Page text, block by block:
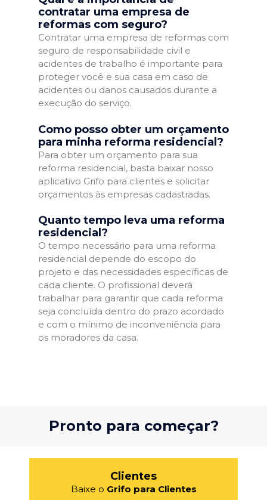
contratar uma empresa de
reformas com seguro?
Contratar uma empresa de reformas com
seguro de responsabilidade civil e
acidentes de trabalho é importante para
proteger você e sua casa em caso de
acidentes ou danos causados durante a
execução do serviço.
Como posso obter um orçamento
para minha reforma residencial?
Para obter um orçamento para sua
reforma residencial, basta baixar nosso
aplicativo Grifo para clientes e solicitar
orçamentos às empresas cadastradas.
Quanto tempo leva uma reforma
residencial?
O tempo necessário para uma reforma
residencial depende do escopo do
projeto e das necessidades específicas de
cada cliente. O profissional deverá
trabalhar para garantir que cada reforma
seja concluída dentro do prazo acordado
e com o mínimo de inconveniência para
os moradores da casa.
Pronto para começar?
Clientes
Baixe o Grifo para Clientes